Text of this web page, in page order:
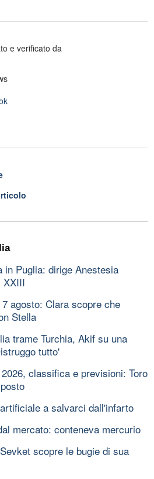
e verificato da
in Puglia: dirige Anestesia
XXIII
agosto: Clara scopre che
Stella
trame Turchia, Akif su una
tutto'
classifica e previsioni: Toro
a salvarci dall'infarto
mercato: conteneva mercurio
scopre le bugie di sua